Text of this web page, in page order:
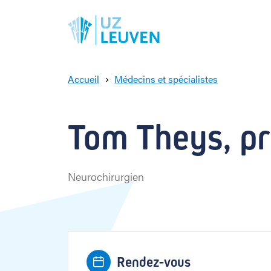
Accueil Médecins et spécialistes
T
h
e
Tom Theys,
Neurochirurgien
Rendez-vous